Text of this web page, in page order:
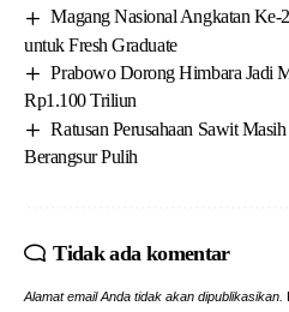
Magang Nasional Angkatan Ke-
untuk Fresh Graduate
Prabowo Dorong Himbara Jadi
Rp1.100 Triliun
Ratusan Perusahaan Sawit
Berangsur Pulih
Tidak ada komentar
Alamat email Anda tidak akan dipublikasikan.